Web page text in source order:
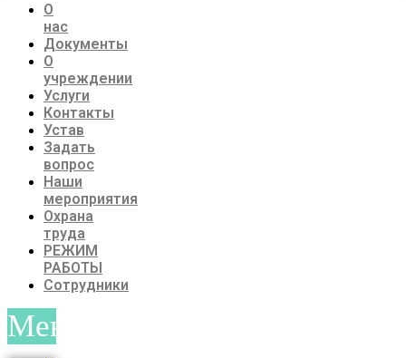
О
нас
Документы
О
учреждении
Услуги
Контакты
Устав
Задать
вопрос
Наши
мероприятия
Охрана
труда
РЕЖИМ
РАБОТЫ
Сотрудники
Меню